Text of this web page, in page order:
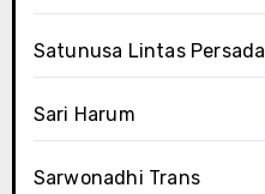
Satunusa Lintas Persada
Sari Harum
Sarwonadhi Trans